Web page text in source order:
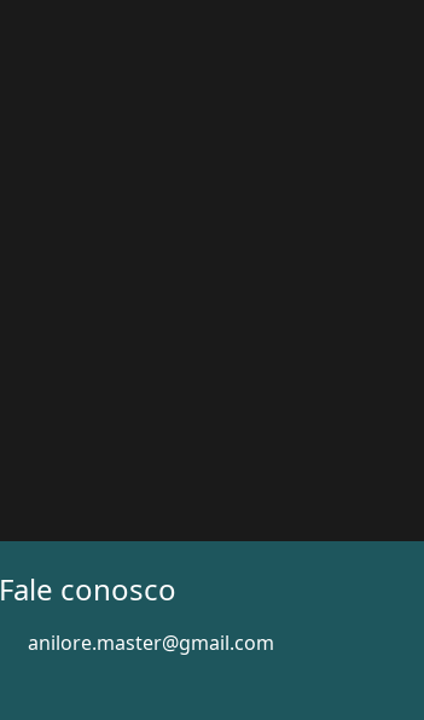
Fale conosco
anilore.master@gmail.com